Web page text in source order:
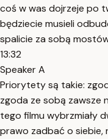
coś w was dojrzeje po
będziecie musieli
spalicie za sobą
13:32
Speaker A
Priorytety są takie:
zgoda ze sobą zawsze
tego filmu wybrzmiały
prawo zadbać o